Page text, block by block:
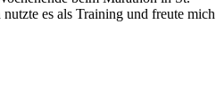
es als Training und freute mich